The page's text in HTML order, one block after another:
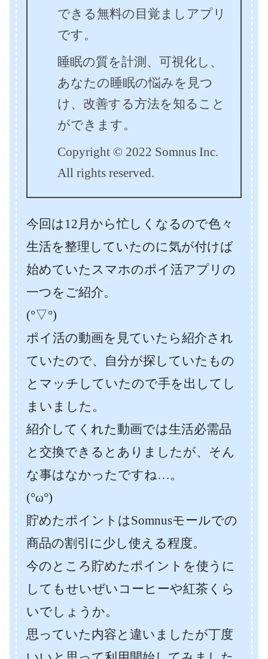
できる無料の目覚ましアプリ
です。
睡眠の質を計測、可視化し、
あなたの睡眠の悩みを見つ
け、改善する方法を知ること
ができます。
Copyright © 2022 Somnus Inc.
All rights reserved.
今回は12月から忙しくなるので色々
生活を整理していたのに気が付けば
始めていたスマホのポイ活アプリの
一つをご紹介。
(°▽°)
ポイ活の動画を見ていたら紹介され
ていたので、自分が探していたもの
とマッチしていたので手を出してし
まいました。
紹介してくれた動画では生活必需品
と交換できるとありましたが、そん
な事はなかったですね…。
(°ω°)
貯めたポイントはSomnusモールでの
商品の割引に少し使える程度。
今のところ貯めたポイントを使うに
してもせいぜいコーヒーや紅茶くら
いでしょうか。
思っていた内容と違いましたが丁度